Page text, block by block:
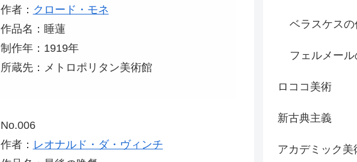
作者： クロード・モネ
作品名：睡蓮
制作年：1919年
所蔵先：メトロポリタン美術館
No.006
作者： レオナルド・ダ・ヴィンチ
ベラスケスの
フェルメー
ロココ美術
新古典主義
アカデミック美